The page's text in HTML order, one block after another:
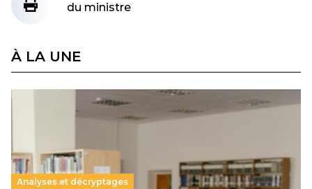
du ministre
À LA UNE
Analyses et décryptages